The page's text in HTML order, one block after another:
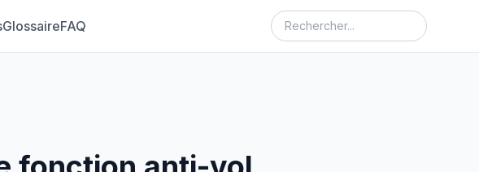
GlossaireFAQ